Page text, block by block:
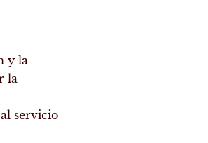
y la
la
servicio